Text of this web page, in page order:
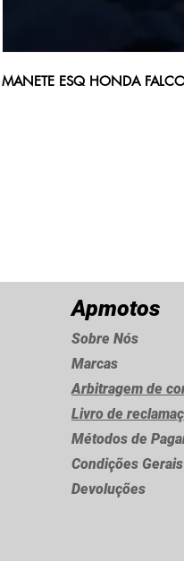
MANETE ESQ HONDA
Apmotos
Sobre Nós
Marcas
Arbitragem de
Livro de
Métodos de
Condições Gerais
Devoluções